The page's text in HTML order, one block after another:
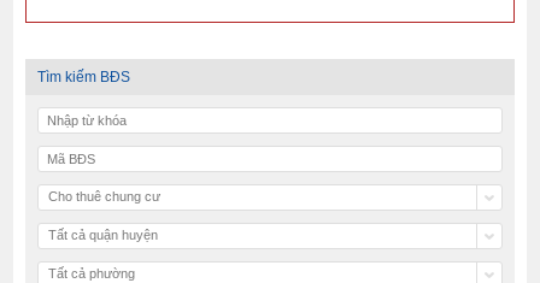
Tìm kiếm BĐS
Cho thuê chung cư
Tất cả quận huyện
Tất cả phường